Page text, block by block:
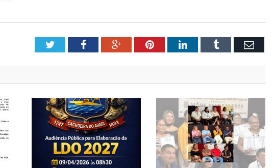
TwitterFacebookGoogle+PinterestLinkedInTumblr Email